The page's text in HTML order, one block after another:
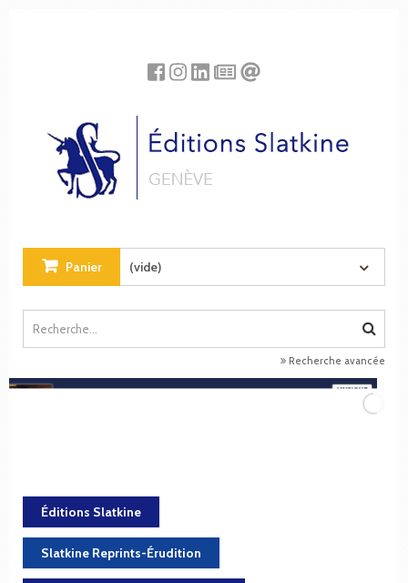
Panier (vide)
Recherche avancée
Éditions Slatkine
Slatkine Reprints-Érudition